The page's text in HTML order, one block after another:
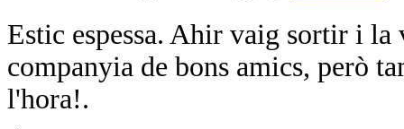
Estic espessa. Ahir vaig sortir i
companyia de bons amics, però
l'hora!.